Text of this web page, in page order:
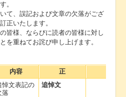
。
て、誤記および文章の欠落がござ
正いたします。
皆様、ならびに読者の皆様に対し
を重ねてお詫び申し上げます。
内容 正
悼文表記の
落
追悼文